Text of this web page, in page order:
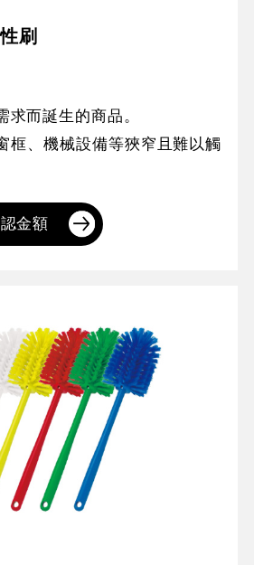
刷
求而誕生的商品。
框、機械設備等狹窄且難以觸
金額